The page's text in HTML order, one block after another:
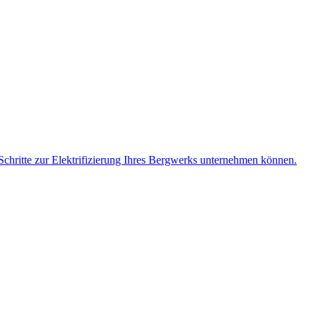
zur Elektrifizierung Ihres Bergwerks unternehmen können.